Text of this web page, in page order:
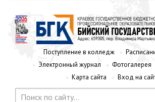
Поступление в колледж
Электронный журнал
Фотогалерея
Карта сайта
Вход на